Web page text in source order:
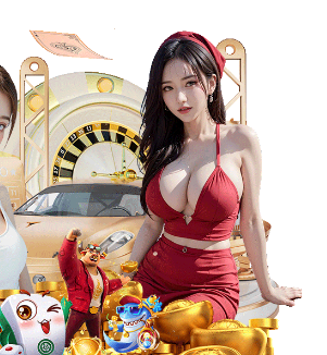
容详情
高分，今天Peanut的发挥真的尽
01-06 385
分，今天Peanut的发挥真的尽力了？